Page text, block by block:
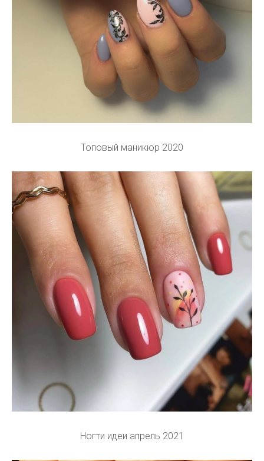
Топовый маникюр 2020
Ногти идеи апрель 2021